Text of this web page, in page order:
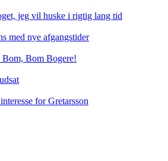
jeg vil huske i rigtig lang tid
med nye afgangstider
Bom Bogere!
for Gretarsson